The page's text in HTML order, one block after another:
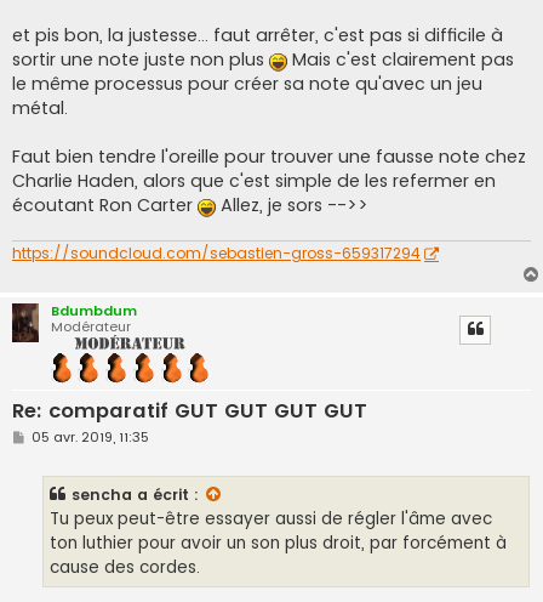
et pis bon, la justesse... faut arrêter, c'est pas si difficile à
sortir une note juste non plus
Mais c'est clairement pas
le même processus pour créer sa note qu'avec un jeu
métal.
Faut bien tendre l'oreille pour trouver une fausse note chez
Charlie Haden, alors que c'est simple de les refermer en
écoutant Ron Carter
Allez, je sors -->>
https://soundcloud.com/sebastien-gross-659317294
Bdumbdum
Modérateur
Re: comparatif GUT GUT GUT GUT
M
05 avr. 2019, 11:35
sencha a écrit :
Tu peux peut-être essayer aussi de régler l'âme avec
ton luthier pour avoir un son plus droit, par forcément à
cause des cordes.